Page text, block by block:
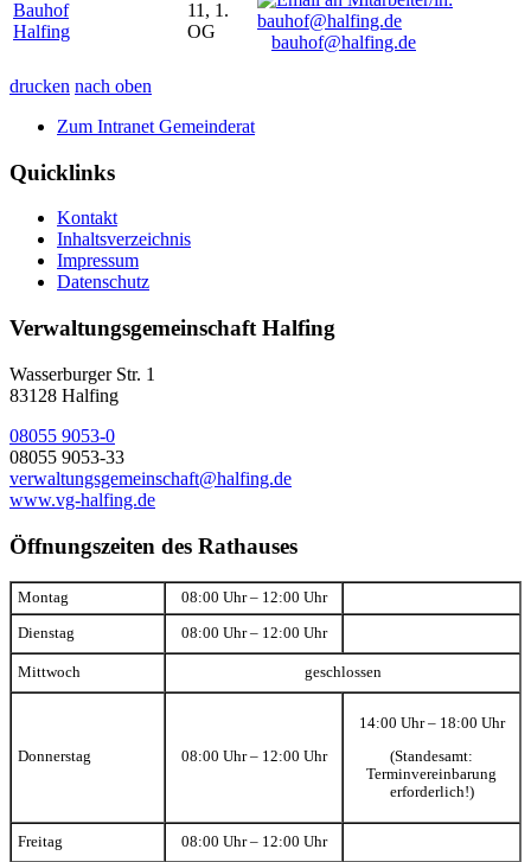
Bauhof
Halfing
11, 1.
OG
bauhof@halfing.de
drucken nach oben
Zum Intranet Gemeinderat
Quicklinks
Kontakt
Inhaltsverzeichnis
Impressum
Datenschutz
Verwaltungsgemeinschaft Halfing
Wasserburger Str. 1
83128 Halfing
08055 9053-0
08055 9053-33
verwaltungsgemeinschaft@halfing.de
www.vg-halfing.de
Öffnungszeiten des Rathauses
Montag 08:00 Uhr – 12:00 Uhr
Dienstag 08:00 Uhr – 12:00 Uhr
Mittwoch geschlossen
Donnerstag 08:00 Uhr – 12:00 Uhr
14:00 Uhr – 18:00 Uhr
(Standesamt:
Terminvereinbarung
erforderlich!)
Freitag 08:00 Uhr – 12:00 Uhr